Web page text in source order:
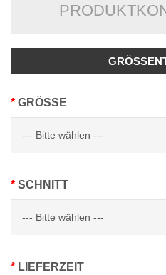
GRÖSSE
SCHNITT
LIEFERZEIT